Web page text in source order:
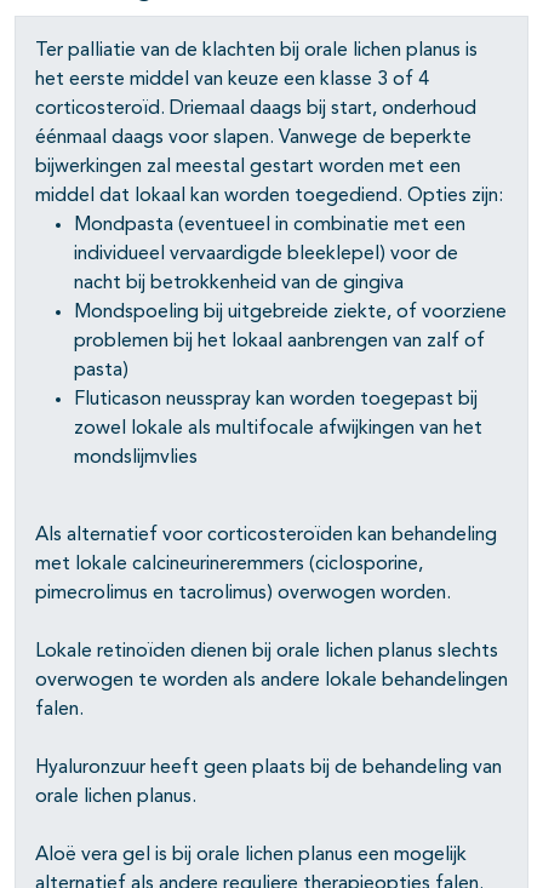
Ter palliatie van de klachten bij orale lichen planus is
het eerste middel van keuze een klasse 3 of 4
corticosteroïd. Driemaal daags bij start, onderhoud
éénmaal daags voor slapen. Vanwege de beperkte
bijwerkingen zal meestal gestart worden met een
middel dat lokaal kan worden toegediend. Opties zijn:
Mondpasta (eventueel in combinatie met een
individueel vervaardigde bleeklepel) voor de
nacht bij betrokkenheid van de gingiva
Mondspoeling bij uitgebreide ziekte, of voorziene
problemen bij het lokaal aanbrengen van zalf of
pasta)
Fluticason neusspray kan worden toegepast bij
zowel lokale als multifocale afwijkingen van het
mondslijmvlies
Als alternatief voor corticosteroïden kan behandeling
met lokale calcineurineremmers (ciclosporine,
pimecrolimus en tacrolimus) overwogen worden.
Lokale retinoïden dienen bij orale lichen planus slechts
overwogen te worden als andere lokale behandelingen
falen.
Hyaluronzuur heeft geen plaats bij de behandeling van
orale lichen planus.
Aloë vera gel is bij orale lichen planus een mogelijk